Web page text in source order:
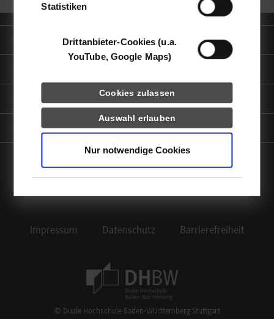
Statistiken
Drittanbieter-Cookies (u.a.
YouTube, Google Maps)
Cookies zulassen
Auswahl erlauben
Nur notwendige Cookies
Quicklinks
Portale
Kontaktinfo
facebookinstagramlinkedinyoutube
Impressum Datenschutz Barrierefreiheit
© Duale Hochschule Baden-Württemberg Stuttgart